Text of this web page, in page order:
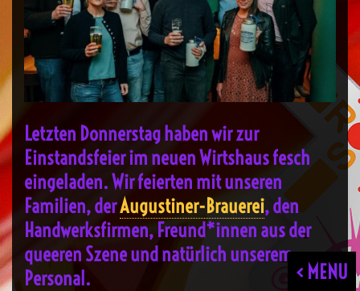
< MENU
Letzten Donnerstag haben wir zur
Einstandsfeier im neuen Wirtshaus fesch
eingeladen. Wir feierten mit unseren
Familien, derAugustiner-Brauerei, den
Handwerksfirmen, Freund*innen aus der
queeren Szene und natürlich unserem
Personal.